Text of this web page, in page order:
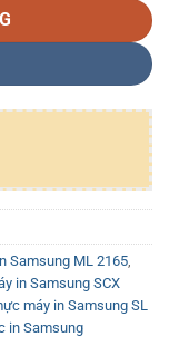
Samsung ML 2165
in Samsung SCX
máy in Samsung SL
in Samsung